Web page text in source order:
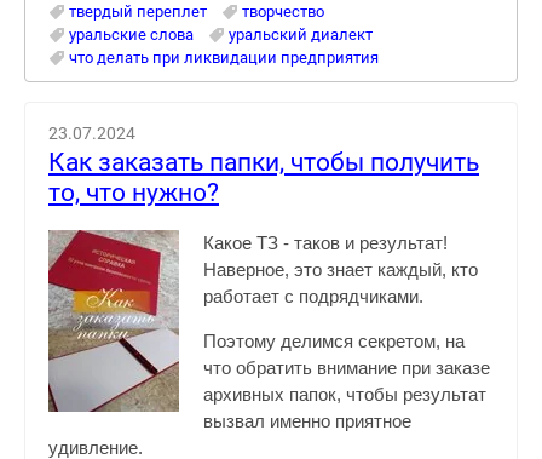
твердый переплет
творчество
уральские слова
уральский диалект
что делать при ликвидации предприятия
23.07.2024
Как заказать папки, чтобы получить
то, что нужно?
Какое ТЗ - таков и результат!
Наверное, это знает каждый, кто
работает с подрядчиками.
Поэтому делимся секретом, на
что обратить внимание при заказе
архивных папок, чтобы результат
вызвал именно приятное
удивление.